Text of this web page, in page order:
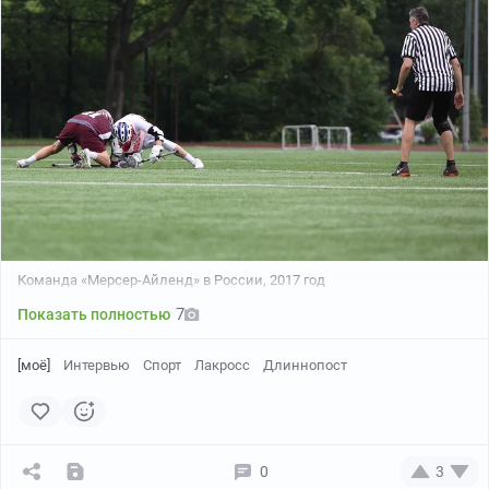
километр, 21. (В 10 мин от метро Дыбенко).
Локация : спортивный комплекс «Париот».
: с 10:00 по 18:00.
: с 10:00 по 17:00.
Вход для зрителей свободен попредварительной
регистрации! Цель регистрации: максимальный
комфорт и безопасность. Для зрителей будут
подготовлены удобные зоны для просмотра матчей.
Подробности в telegram SPBLAX.
Команда «Мерсер-Айленд» в России, 2017 год
Показать полностью 7
[моё] Интервью Спорт Лакросс Длиннопост
0 3